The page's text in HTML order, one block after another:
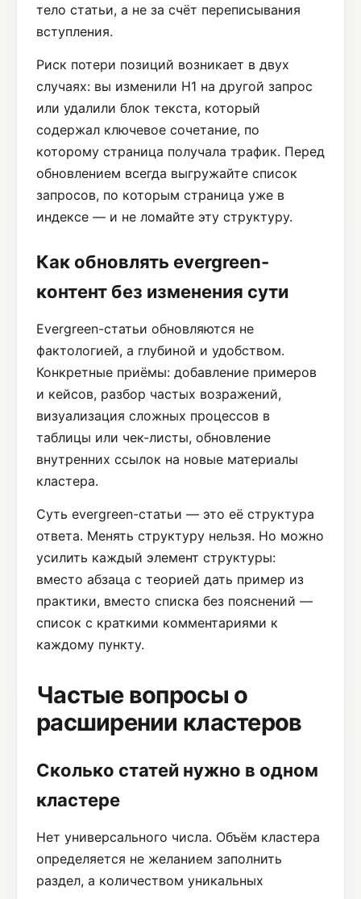
тело статьи, а не за счёт переписывания
вступления.
Риск потери позиций возникает в двух
случаях: вы изменили H1 на другой запрос
или удалили блок текста, который
содержал ключевое сочетание, по
которому страница получала трафик. Перед
обновлением всегда выгружайте список
запросов, по которым страница уже в
индексе — и не ломайте эту структуру.
Как обновлять evergreen-
контент без изменения сути
Evergreen-статьи обновляются не
фактологией, а глубиной и удобством.
Конкретные приёмы: добавление примеров
и кейсов, разбор частых возражений,
визуализация сложных процессов в
таблицы или чек-листы, обновление
внутренних ссылок на новые материалы
кластера.
Суть evergreen-статьи — это её структура
ответа. Менять структуру нельзя. Но можно
усилить каждый элемент структуры:
вместо абзаца с теорией дать пример из
практики, вместо списка без пояснений —
список с краткими комментариями к
каждому пункту.
Частые вопросы о
расширении кластеров
Сколько статей нужно в одном
кластере
Нет универсального числа. Объём кластера
определяется не желанием заполнить
раздел, а количеством уникальных